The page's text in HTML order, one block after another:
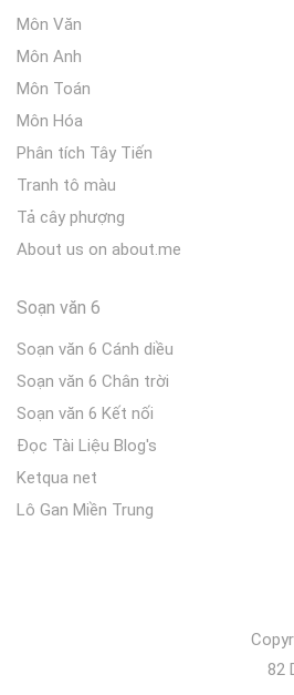
Môn Văn
Môn Anh
Môn Toán
Môn Hóa
Phân tích Tây Tiến
Tranh tô màu
Tả cây phượng
About us on about.me
Soạn văn 6
Soạn văn 6 Cánh diều
Soạn văn 6 Chân trời
Soạn văn 6 Kết nối
Đọc Tài Liệu Blog's
Ketqua net
Lô Gan Miền Trung
82